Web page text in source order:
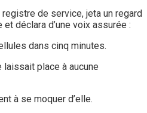
de service, jeta un regard
déclara d’une voix assurée :
dans cinq minutes.
place à aucune
à se moquer d’elle.